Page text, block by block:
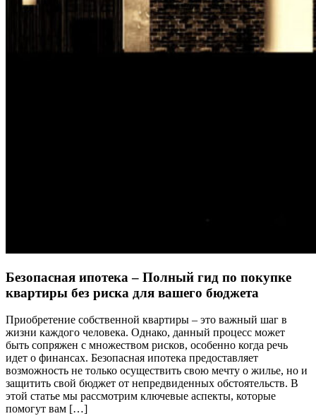
Безопасная ипотека – Полный гид по покупке
квартиры без риска для вашего бюджета
Приобретение собственной квартиры – это важный шаг в
жизни каждого человека. Однако, данный процесс может
быть сопряжен с множеством рисков, особенно когда речь
идет о финансах. Безопасная ипотека предоставляет
возможность не только осуществить свою мечту о жилье, но и
защитить свой бюджет от непредвиденных обстоятельств. В
этой статье мы рассмотрим ключевые аспекты, которые
помогут вам […]